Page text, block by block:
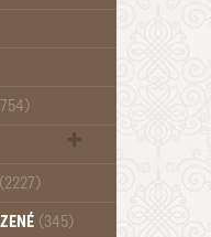
(760)
(2227)
(345)